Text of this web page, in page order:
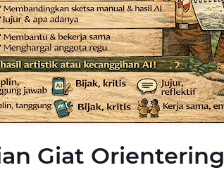
Giat Orientering